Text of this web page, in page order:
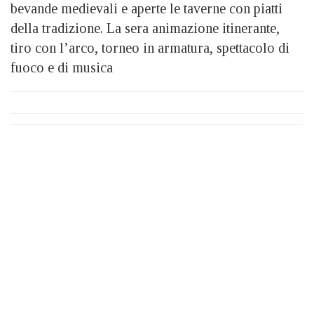
bevande medievali e aperte le taverne con piatti
della tradizione. La sera animazione itinerante,
tiro con l’arco, torneo in armatura, spettacolo di
fuoco e di musica